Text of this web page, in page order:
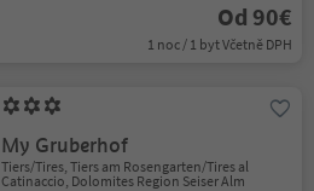
Od 90€
1 noc / 1 byt Včetně DPH
My Gruberhof
Tiers/Tires, Tiers am Rosengarten/Tires al
Catinaccio, Dolomites Region Seiser Alm